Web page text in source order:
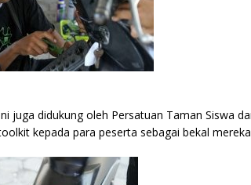
juga didukung oleh Persatuan Taman Siswa
kepada para peserta sebagai bekal